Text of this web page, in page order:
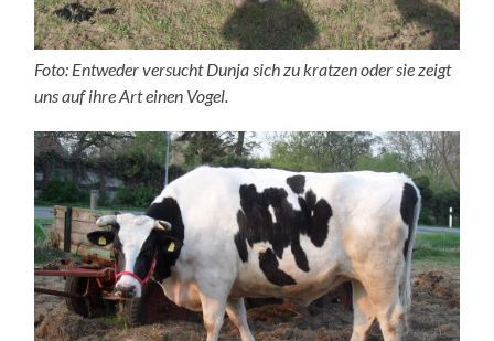
Foto: Entweder versucht Dunja sich zu kratzen oder sie zeigt
uns auf ihre Art einen Vogel.